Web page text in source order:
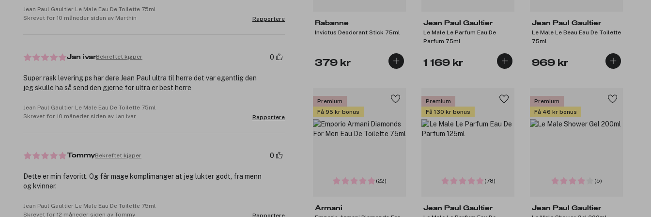
Rabanne
Invictus Deodorant Stick 75ml
379 kr
Jean Paul Gaultier
Le Male Le Parfum Eau De
Parfum 75ml
1 169 kr
Jean Paul Gaultier
Le Male Le Beau Eau De Toilette
75ml
969 kr
Premium
Få 95 kr bonus
(22)
Armani
Premium
Få 130 kr bonus
(78)
Jean Paul Gaultier
Premium
Få 46 kr bonus
(5)
Jean Paul Gaultier
Jean Paul Gaultier Le Male Eau De Toilette 75ml
Skrevet for 10 måneder siden av Marthin
Rapportere
Jan ivarBekreftet kjøper 0
Super rask levering ps har dere Jean Paul ultra til herre det var egentlig den
jeg skulle ha så send den gjerne for ultra er best herre
Jean Paul Gaultier Le Male Eau De Toilette 75ml
Skrevet for 10 måneder siden av Jan ivar
Rapportere
TommyBekreftet kjøper 0
Dette er min favoritt. Og får mage komplimanger at jeg lukter godt, fra menn
og kvinner.
Jean Paul Gaultier Le Male Eau De Toilette 75ml
Skrevet for 12 måneder siden av Tommy
Rapportere